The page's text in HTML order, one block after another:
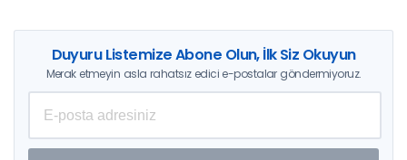
Duyuru Listemize Abone Olun, İlk Siz Okuyun
Merak etmeyin asla rahatsız edici e-postalar göndermiyoruz.